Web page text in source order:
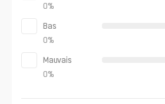
0%
Bas
0%
Mauvais
0%